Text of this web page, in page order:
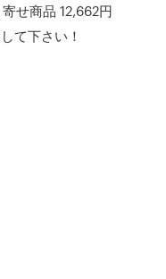
せ商品 12,662円
て下さい！